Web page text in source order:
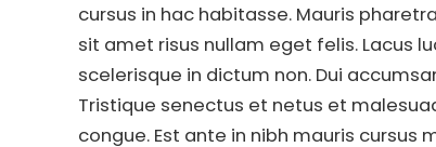
cursus in hac habitasse. Mauris
sit amet risus nullam eget felis. Lacus
scelerisque in dictum non. Dui
Tristique senectus et netus et
congue. Est ante in nibh mauris